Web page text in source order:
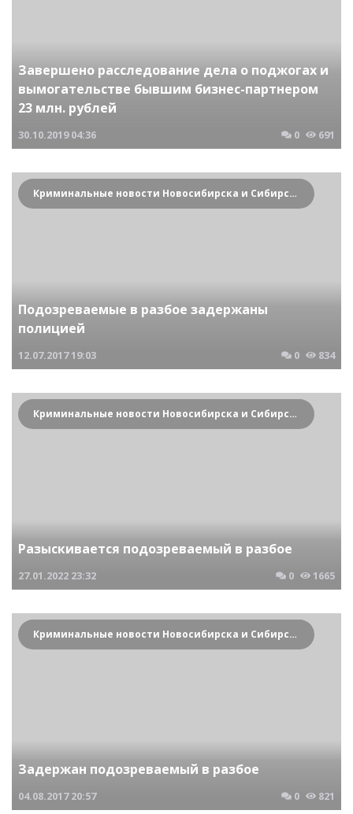
Завершено расследование дела о поджогах и
вымогательстве бывшим бизнес-партнером
23 млн. рублей
30.10.2019 04:36 0 691
Криминальные новости Новосибирска и Сибирского региона
Подозреваемые в разбое задержаны
полицией
12.07.201719:03 0 834
Криминальные новости Новосибирска и Сибирского региона
Разыскивается подозреваемый в разбое
27.01.2022 23:32 0 1665
Криминальные новости Новосибирска и Сибирского региона
Задержан подозреваемый в разбое
04.08.2017 20:57 0 821